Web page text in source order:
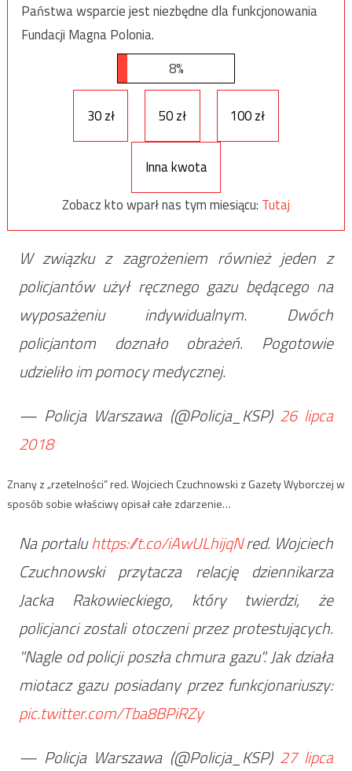
Państwa wsparcie jest niezbędne dla funkcjonowania
Fundacji Magna Polonia.
8%
30 zł 50 zł 100 zł
Inna kwota
Zobacz kto wparł nas tym miesiącu: Tutaj
W związku z zagrożeniem również jeden z
policjantów użył ręcznego gazu będącego na
wyposażeniu indywidualnym. Dwóch
policjantom doznało obrażeń. Pogotowie
udzieliło im pomocy medycznej.
— Policja Warszawa (@Policja_KSP) 26 lipca
2018
Znany z „rzetelności” red. Wojciech Czuchnowski z Gazety Wyborczej w
sposób sobie właściwy opisał całe zdarzenie…
Na portaluhttps://t.co/iAwULhijqNred. Wojciech
Czuchnowski przytacza relację dziennikarza
Jacka Rakowieckiego, który twierdzi, że
policjanci zostali otoczeni przez protestujących.
"Nagle od policji poszła chmura gazu". Jak działa
miotacz gazu posiadany przez funkcjonariuszy:
pic.twitter.com/Tba8BPiRZy
— Policja Warszawa (@Policja_KSP) 27 lipca